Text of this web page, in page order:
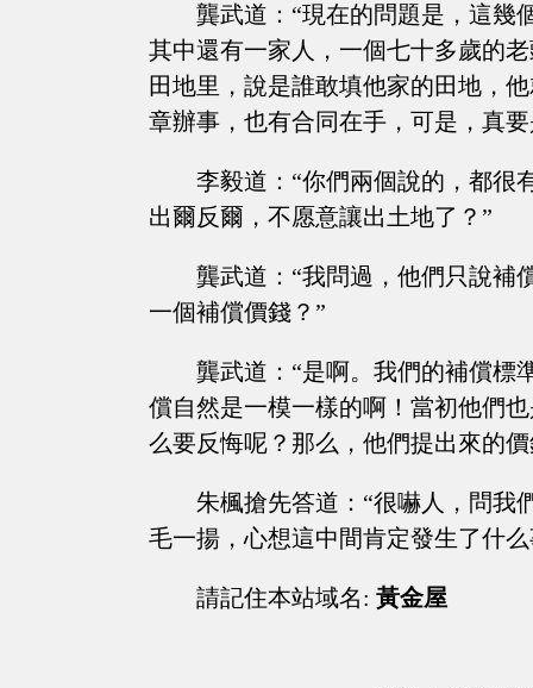
龔武道：“現在的問題是，這幾
其中還有一家人，一個七十多歲的
田地里，說是誰敢填他家的田地，
章辦事，也有合同在手，可是，真
李毅道：“你們兩個說的，都很
出爾反爾，不愿意讓出土地了？”
龔武道：“我問過，他們只說補
一個補償價錢？”
龔武道：“是啊。我們的補償標
償自然是一模一樣的啊！當初他們
么要反悔呢？那么，他們提出來的
朱楓搶先答道：“很嚇人，問我
毛一揚，心想這中間肯定發生了什
請記住本站域名: 黃金屋